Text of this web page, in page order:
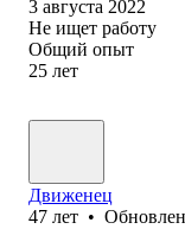
3 августа 2022
Не ищет работу
Общий опыт
25 лет
Движенец
47 лет •